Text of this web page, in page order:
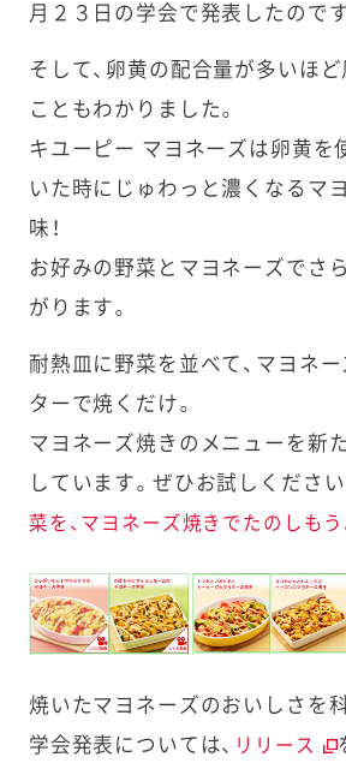
月２３日の学会で発表したのです
そして、卵黄の配合量が多いほ
こともわかりました。
キユーピー マヨネーズは卵黄を
いた時にじゅわっと濃くなるマ
味！
お好みの野菜とマヨネーズでさ
がります。
耐熱皿に野菜を並べて、マヨネー
ターで焼くだけ。
マヨネーズ焼きのメニューを新
しています。ぜひお試しくださ
菜を、マヨネーズ焼きでたのしもう
焼いたマヨネーズのおいしさを
学会発表については、 リリース